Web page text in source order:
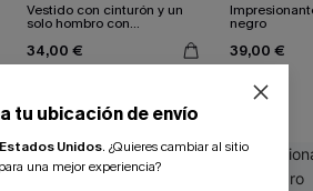
Vestido con cinturón y un
solo hombro con
34,00 €
negro
39,00 €
GUSTAR
tu ubicación de envío
Estados Unidos. ¿Quieres cambiar al sitio
una mejor experiencia?